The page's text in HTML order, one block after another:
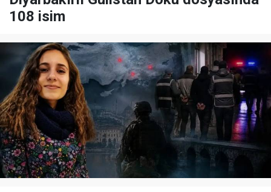
108 isim